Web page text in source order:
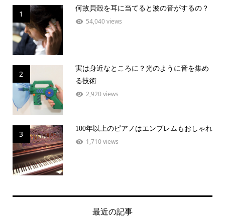
1
何故貝殻を耳に当てると波の音がするの？
54,040 views
2
実は身近なところに？光のように音を集め
る技術
2,920 views
3
100年以上のピアノはエンブレムもおしゃれ
1,710 views
最近の記事